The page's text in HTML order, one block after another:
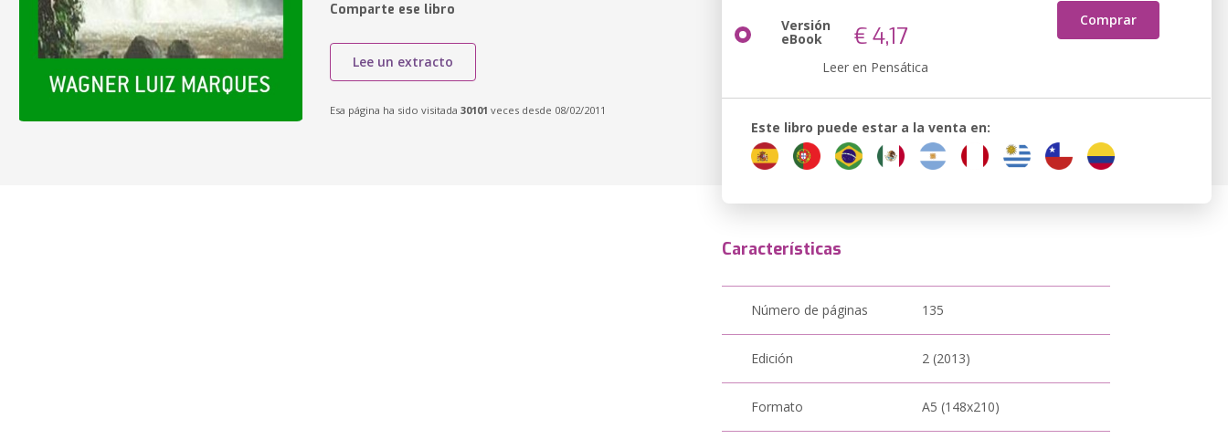
Comparte ese libro
Lee un extracto
Esa página ha sido visitada 30101 veces desde 08/02/2011
Comprar
Versión
eBook € 4,17
Leer en Pensática
Este libro puede estar a la venta en:
Características
Número de páginas 135
Edición 2 (2013)
Formato A5 (148x210)